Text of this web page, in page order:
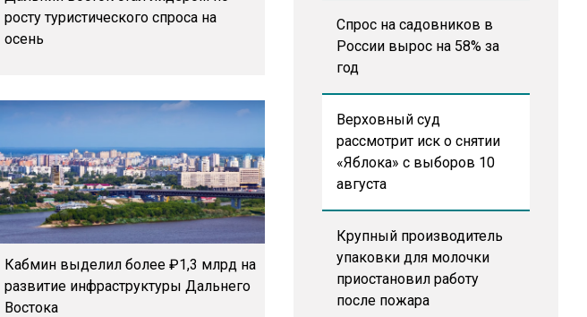
росту туристического спроса на
осень
Кабмин выделил более ₽1,3 млрд на
развитие инфраструктуры Дальнего
Востока
Спрос на садовников в
России вырос на 58% за
год
Верховный суд
рассмотрит иск о снятии
«Яблока» с выборов 10
августа
Крупный производитель
упаковки для молочки
приостановил работу
после пожара